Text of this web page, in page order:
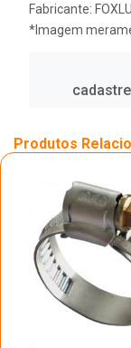
Fabricante:
*Imagem
Produtos